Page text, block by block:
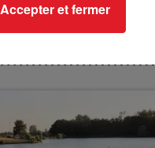
Accepter et fermer